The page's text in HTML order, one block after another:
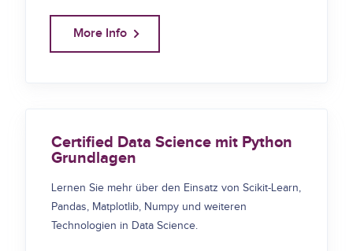
More Info
Certified Data Science mit Python
Grundlagen
Lernen Sie mehr über den Einsatz von Scikit-Learn,
Pandas, Matplotlib, Numpy und weiteren
Technologien in Data Science.